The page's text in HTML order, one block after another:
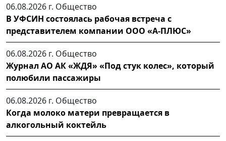
06.08.2026 г. Общество
В УФСИН состоялась рабочая встреча с
представителем компании ООО «А-ПЛЮС»
06.08.2026 г. Общество
Журнал АО АК «ЖДЯ» «Под стук колес», который
полюбили пассажиры
06.08.2026 г. Общество
Когда молоко матери превращается в
алкогольный коктейль